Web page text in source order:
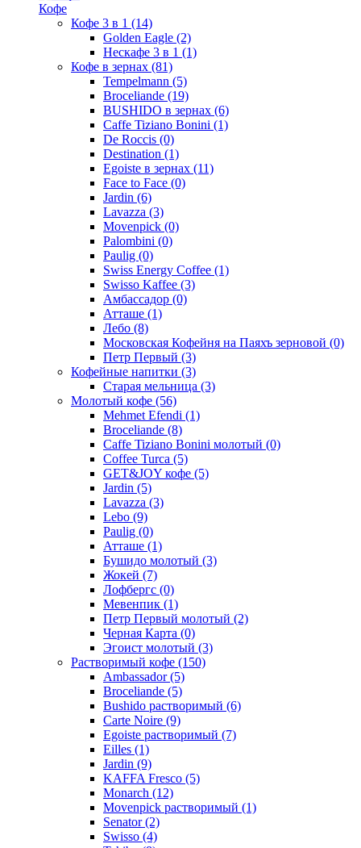
Кофе
Кофе 3 в 1 (14)
Golden Eagle (2)
Нескафе 3 в 1 (1)
Кофе в зернах (81)
Tempelmann (5)
Broceliande (19)
BUSHIDO в зернах (6)
Caffe Tiziano Bonini (1)
De Roccis (0)
Destination (1)
Egoiste в зернах (11)
Face to Face (0)
Jardin (6)
Lavazza (3)
Movenpick (0)
Palombini (0)
Paulig (0)
Swiss Energy Coffee (1)
Swisso Kaffee (3)
Амбассадор (0)
Атташе (1)
Лебо (8)
Московская Кофейня на Паяхъ зерновой (0)
Петр Первый (3)
Кофейные напитки (3)
Старая мельница (3)
Молотый кофе (56)
Mehmet Efendi (1)
Broceliande (8)
Caffe Tiziano Bonini молотый (0)
Coffee Turca (5)
GET&JOY кофе (5)
Jardin (5)
Lavazza (3)
Lebo (9)
Paulig (0)
Атташе (1)
Бушидо молотый (3)
Жокей (7)
Лофбергс (0)
Мевенпик (1)
Петр Первый молотый (2)
Черная Карта (0)
Эгоист молотый (3)
Растворимый кофе (150)
Ambassador(5)
Broceliande (5)
Bushido растворимый (6)
Carte Noire (9)
Egoiste растворимый (7)
Eilles (1)
Jardin (9)
KAFFA Fresco (5)
Monarch (12)
Movenpick растворимый (1)
Senator(2)
Swisso (4)